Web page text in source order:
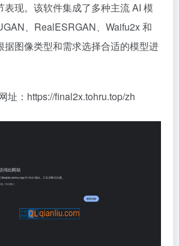
表现。该软件集成了多种主流 AI 模
、RealESRGAN、Waifu2x 和
据图像类型和需求选择合适的模型进
址：https://final2x.tohru.top/zh